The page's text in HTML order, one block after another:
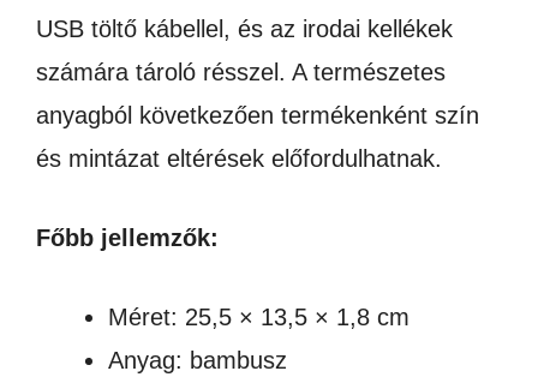
USB töltő kábellel, és az irodai kellékek
számára tároló résszel. A természetes
anyagból következően termékenként szín
és mintázat eltérések előfordulhatnak.
Főbb jellemzők:
Méret: 25,5 × 13,5 × 1,8 cm
Anyag: bambusz